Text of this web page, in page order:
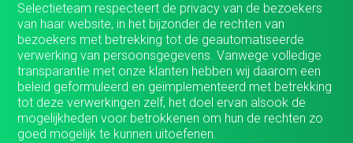
Selectieteam respecteert de privacy van de bezoekers
van haar website, in het bijzonder de rechten van
bezoekers met betrekking tot de geautomatiseerde
verwerking van persoonsgegevens. Vanwege volledige
transparantie met onze klanten hebben wij daarom een
beleid geformuleerd en geïmplementeerd met betrekking
tot deze verwerkingen zelf, het doel ervan alsook de
mogelijkheden voor betrokkenen om hun de rechten zo
goed mogelijk te kunnen uitoefenen.